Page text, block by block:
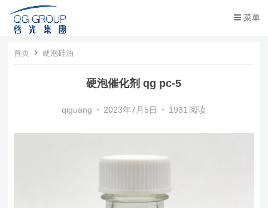
菜单
首页 硬泡硅油
硬泡催化剂 qg pc-5
qiguang • 2023年7月5日 • 1931 阅读